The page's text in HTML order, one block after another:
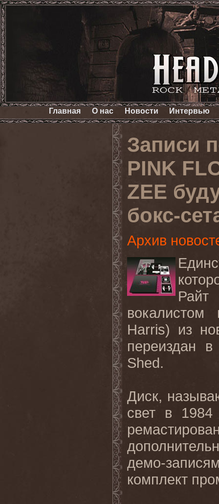
Главная О нас Новости Интервью
Записи
PINK
ZEE
бокс-
Архив
Harris) из
переиздан
Shed.
Диск,
свет в
демо-
комплект